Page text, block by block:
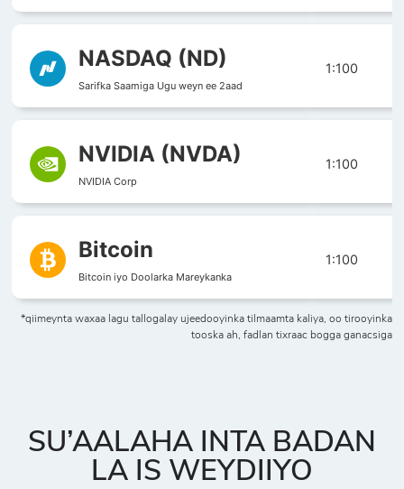
NASDAQ (ND)
Sarifka Saamiga Ugu weyn ee 2aad
1:100
NVIDIA (NVDA)
NVIDIA Corp
1:100
Bitcoin
Bitcoin iyo Doolarka Mareykanka
1:100
*qiimeynta waxaa lagu tallogalay ujeedooyinka tilmaamta kaliya, oo tirooyinka
tooska ah, fadlan tixraac bogga ganacsiga
SU’AALAHA INTA BADAN
LA IS WEYDIIYO